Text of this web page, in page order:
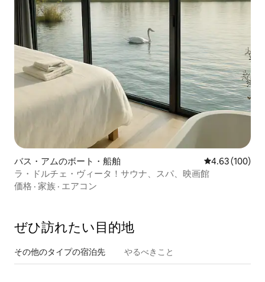
バス・アムのボート・船舶 レビュー100
4.63 (100)
ラ・ドルチェ・ヴィータ！サウナ、スパ、映画館
価格 · 家族 · エアコン
ぜひ訪⁠れ⁠た⁠い目⁠的⁠地
その他のタ⁠イ⁠プ⁠の宿⁠泊⁠先 やるべきこと